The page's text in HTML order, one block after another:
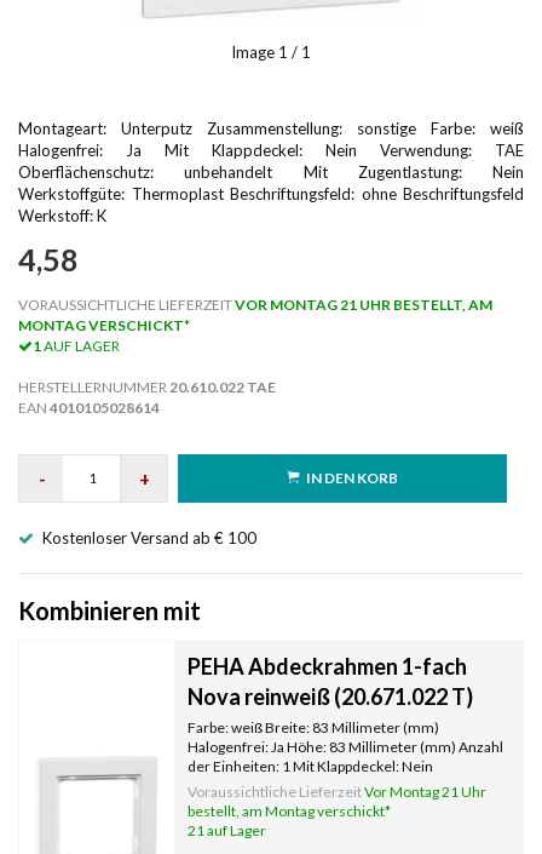
Image 1 / 1
Montageart: Unterputz Zusammenstellung: sonstige Farbe: weiß
Halogenfrei: Ja Mit Klappdeckel: Nein Verwendung: TAE
Oberflächenschutz: unbehandelt Mit Zugentlastung: Nein
Werkstoffgüte: Thermoplast Beschriftungsfeld: ohne Beschriftungsfeld
Werkstoff: K
4,58
VORAUSSICHTLICHE LIEFERZEITVOR MONTAG 21 UHR BESTELLT, AM
MONTAG VERSCHICKT*
1 AUF LAGER
HERSTELLERNUMMER 20.610.022 TAE
EAN 4010105028614
- + IN DEN KORB
Kostenloser Versand ab € 100
Kombinieren mit
PEHA Abdeckrahmen 1-fach
Nova reinweiß (20.671.022 T)
Farbe: weiß Breite: 83 Millimeter (mm)
Halogenfrei: Ja Höhe: 83 Millimeter (mm) Anzahl
der Einheiten: 1 Mit Klappdeckel: Nein
Oberflächenschutz: unbehandelt
Textfeld/Beschriftungsfläche: Nein
Werkstoffgüte: Thermoplast Werkstoff:
Kunststoff Befestig
Voraussichtliche LieferzeitVor Montag 21 Uhr
bestellt, am Montag verschickt*
21 auf Lager